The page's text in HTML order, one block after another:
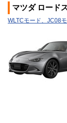
マツダ ロード
WLTCモード、JC08